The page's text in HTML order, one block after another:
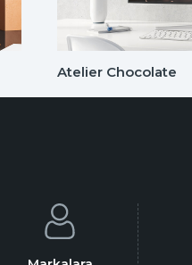
Atelier Chocolate